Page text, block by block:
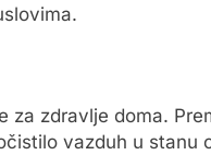
za zdravlje doma.
vazduh u stanu